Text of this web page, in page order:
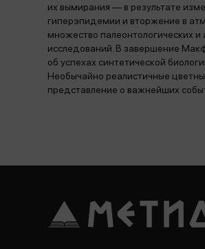
их вымирания — в результате
гиперэпидемии и вторжение в
множество палеонтологических и
исследований. В завершение
об успехах синтетической
Необычайно реалистичные
представление о важнейших